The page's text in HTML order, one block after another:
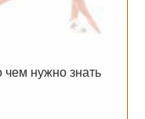
чем нужно знать